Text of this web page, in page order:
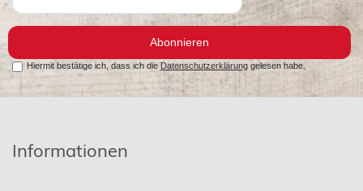
Abonnieren
Hiermit bestätige ich, dass ich die Datenschutzerklärunggelesen habe.
Informationen